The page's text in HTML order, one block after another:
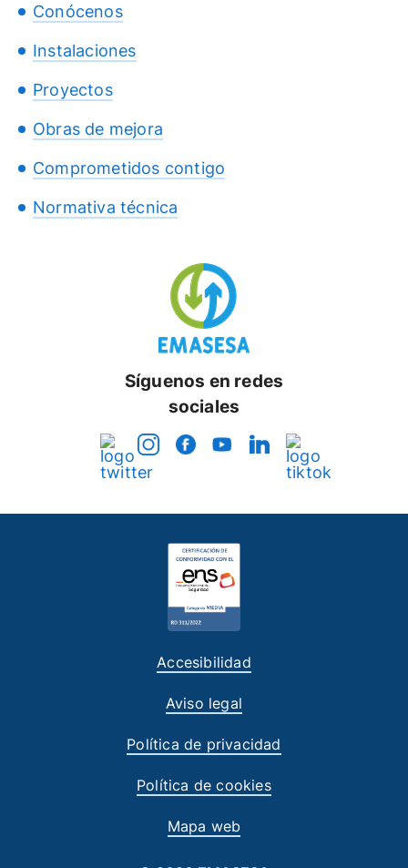
Conócenos
Instalaciones
Proyectos
Obras de mejora
Comprometidos contigo
Normativa técnica
Síguenos en redes
sociales
Accesibilidad
Aviso legal
Política de privacidad
Política de cookies
Mapa web